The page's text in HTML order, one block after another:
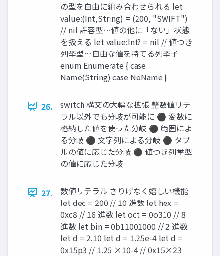
の型を自由に組み合わせられる let
value:(Int,String) = (200, "SWIFT")
// nil 許容型…値の他に「ない」状態
を扱える let value:Int? = nil // 値つき
列挙型…自由な値を持てる列挙子
enum Enumerate { case
Name(String) case NoName }
26.
switch 構文の大幅な拡張 整数値リテ
ラル以外でも分岐が可能に ⚫ 変数に
格納した値を使った分岐 ⚫ 範囲によ
る分岐 ⚫ 文字列による分岐 ⚫ タプ
ルの値に応じた分岐 ⚫ 値つき列挙型
の値に応じた分岐
27.
数値リテラル さりげなく嬉しい機能
let dec = 200 // 10 進数 let hex =
0xc8 // 16 進数 let oct = 0o310 // 8
進数 let bin = 0b11001000 // 2 進数
let d = 2.10 let d = 1.25e-4 let d =
0x15p3 // 1.25 ×10-4 // 0x15×23